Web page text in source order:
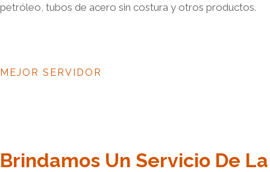
petróleo, tubos de acero sin costura y otros productos.
MEJOR SERVIDOR
Brindamos Un Servicio De La